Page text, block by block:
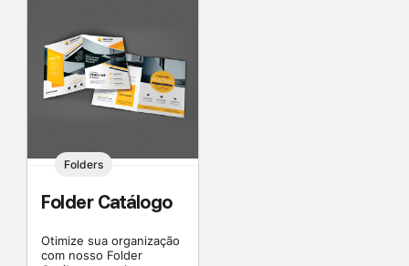
Folders
Folder Catálogo
Otimize sua organização
com nosso Folder